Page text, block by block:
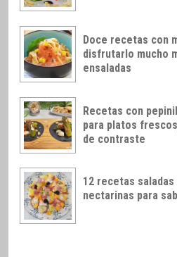
Doce recetas con
disfrutarlo mucho
ensaladas
Recetas con
para platos
de contraste
12 recetas
nectarinas para